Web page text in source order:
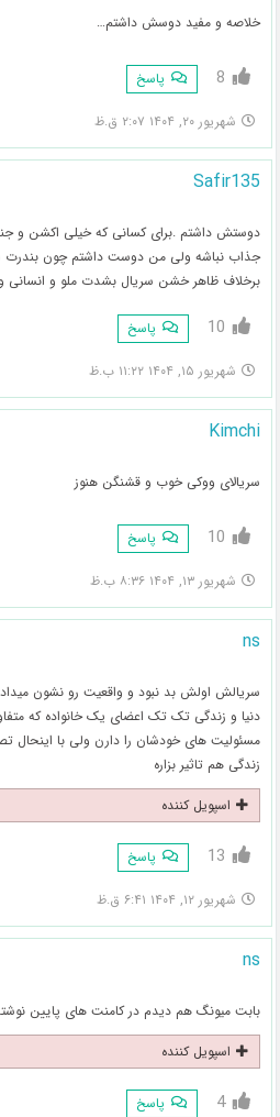
خلاصه و مفید دوسش داشتم…
8 پاسخ
شهریور ۲۰, ۱۴۰۴ ۲:۰۷ ق.ظ
Safir135
دوستش داشتم .برای کسانی که خیلی اکشن و
جذاب نباشه ولی من دوست داشتم چون بندرت
برخلاف ظاهر خشن سریال بشدت ملو و انسانی
10 پاسخ
شهریور ۱۵, ۱۴۰۴ ۱۱:۲۲ ب.ظ
Kimchi
سریالای ووکی خوب و قشنگن هنوز
10 پاسخ
شهریور ۱۳, ۱۴۰۴ ۸:۳۶ ب.ظ
ns
سریالش اولش بد نبود و واقعیت رو نشون میداد
دنیا و زندگی تک تک اعضای یک خانواده که
مسئولیت های خودشان را دارن ولی با اینحال
زندگی هم تاثیر بزاره
اسپویل کننده
13 پاسخ
شهریور ۱۲, ۱۴۰۴ ۶:۴۱ ق.ظ
ns
بابت میونگ هم دیدم در کامنت های پایین
اسپویل کننده
4 پاسخ